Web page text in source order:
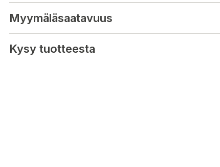
Innehåller en skärbräda med skruvar för LUBA mini AWD-serien.
Klingor ingår ej!
Passar till modeller:
Myymäläsaatavuus
Kysy tuotteesta